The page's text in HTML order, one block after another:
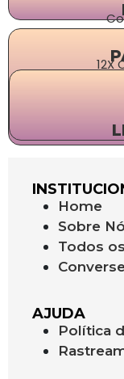
12X
Home
Sobre
Todos
AJUDA
Política